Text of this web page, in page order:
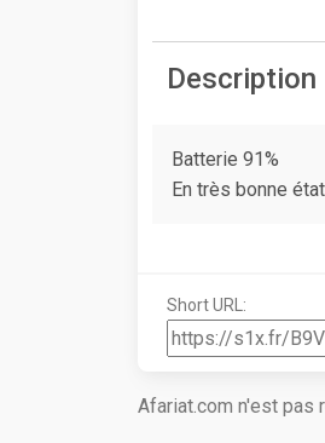
Description
Batterie 91%
En très bonne état
Short URL:
Afariat.com n'est pas